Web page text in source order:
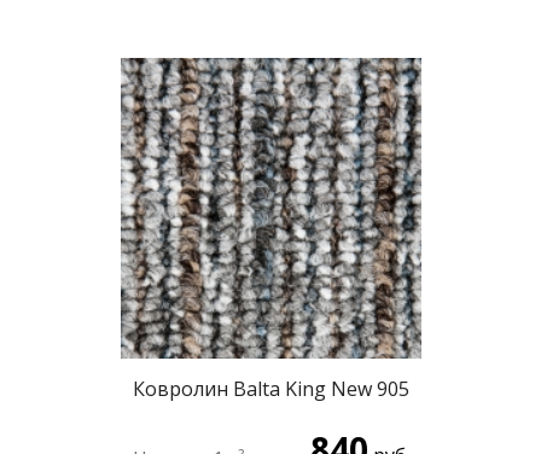
Ковролин Balta King New 905